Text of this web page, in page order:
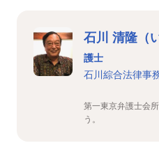
石川 清隆（
護士
石川綜合法律事
第一東京弁護士会
う。